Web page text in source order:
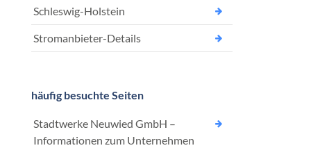
Schleswig-Holstein
Stromanbieter-Details
häufig besuchte Seiten
Stadtwerke Neuwied GmbH –
Informationen zum Unternehmen